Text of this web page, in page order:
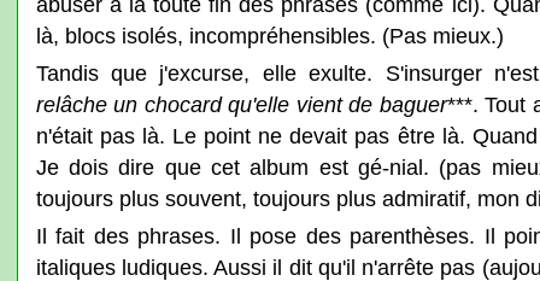
là, blocs isolés, incompréhensibles. (Pas mieux.)
Tandis que j'excurse, elle exulte. S'insurger
relâche un chocard qu'elle vient de baguer***. Tout
n'était pas là. Le point ne devait pas être là.
Je dois dire que cet album est gé-nial. (pas
toujours plus souvent, toujours plus admiratif, mon
Il fait des phrases. Il pose des parenthèses. Il
italiques ludiques. Aussi il dit qu'il n'arrête pas